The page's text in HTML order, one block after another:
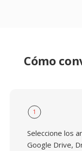
Cómo
1
Seleccione los
Google Drive,